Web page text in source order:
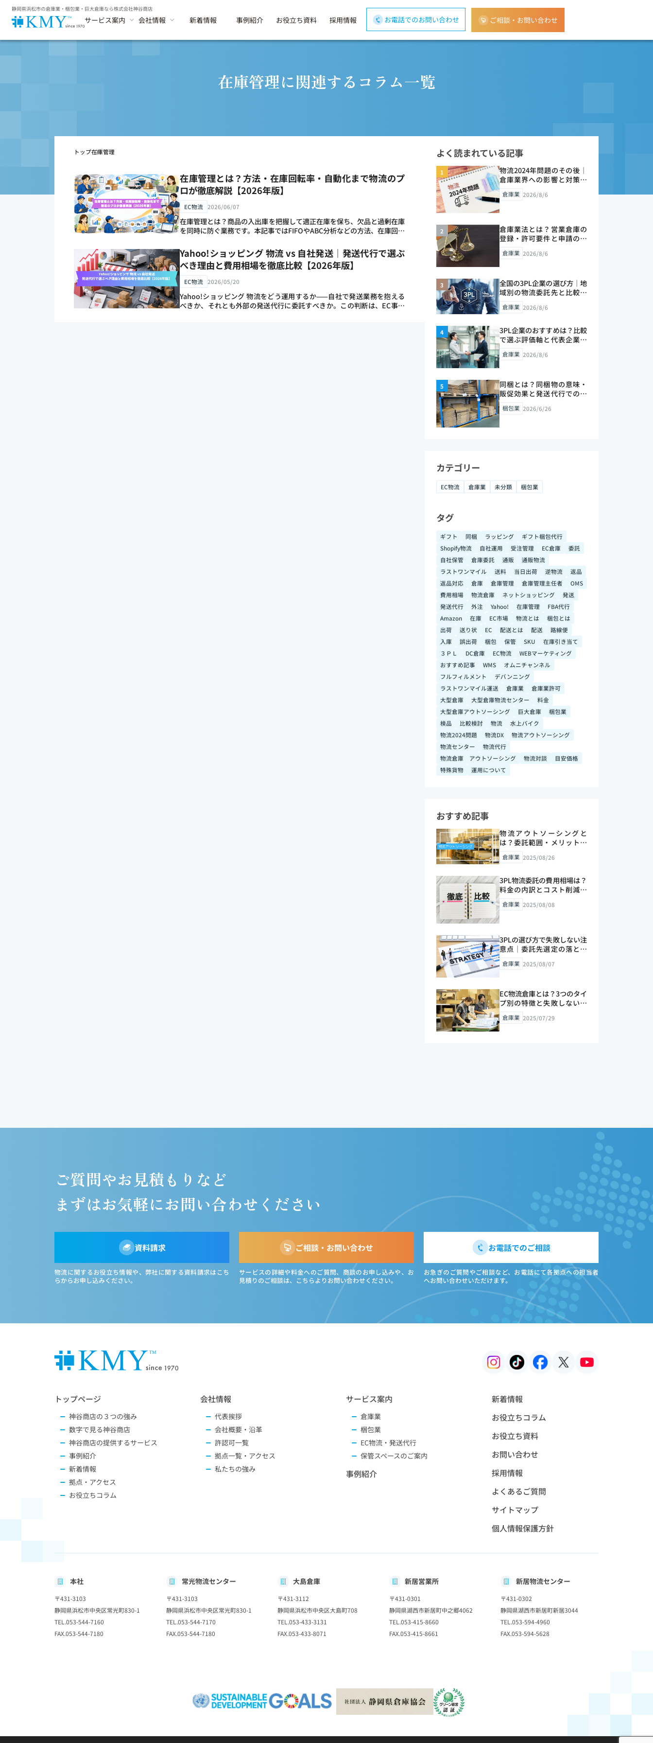
静岡県浜松市の倉庫業・梱包業・巨大倉庫なら株式会社神谷商店
サービス案内 会社情報 新着情報 事例紹介 お役立ち資料 採用情報 お電話でのお問い合わせ ご相談・お問い合わせ
在庫管理に関連するコラム一覧
トップ在庫管理
在庫管理とは？方法・在庫回転率・自動化まで物流のプ
ロが徹底解説【2026年版】
EC物流 2026/06/07
在庫管理とは？商品の入出庫を把握して適正在庫を保ち、欠品と過剰在庫
を同時に防ぐ業務です。本記事ではFIFOやABC分析などの方法、在庫回転
動化、3PL委託でのコスト削減まで物流のプロが2026年最新版で解説しま
す。EC事業者必読の保存版です。
Yahoo!ショッピング 物流 vs 自社発送｜発送代行で選ぶ
べき理由と費用相場を徹底比較【2026年版】
EC物流 2026/05/20
Yahoo!ショッピング 物流をどう運用するか——自社で発送業務を抱える
べきか、それとも外部の発送代行に委託すべきか。この判断は、EC事業
よく読まれている記事
物流2024年問題のその後｜
倉庫業界への影響と対策を
解説【2026年版】
倉庫業 2026/8/6
倉庫業法とは？営業倉庫の
登録・許可要件と申請の流
れをプロが解説【2026年
版】
倉庫業 2026/8/6
全国の3PL企業の選び方｜地
域別の物流委託先と比較ポ
イントを解説【2026年版】
倉庫業 2026/8/6
3PL企業のおすすめは？比較
で選ぶ評価軸と代表企業の
見極め方【2026年版】
倉庫業 2026/8/6
同梱とは？同梱物の意味・
販促効果と発送代行での活
用法を解説【2026年版】
梱包業 2026/6/26
カテゴリー
EC物流 倉庫業 未分類 梱包業
タグ
ギフト 同梱 ラッピング
ギフト梱包代行
Shopify物流
自社運用 受注管理 EC倉庫
委託
自社保管
倉庫委託 通販
通販物流
ラストワンマイル
送料 当日出荷 逆物流
返品
返品対応
倉庫 倉庫管理 倉庫管理主任者
OMS
費用相場
物流倉庫 ネットショッピング
発送
発送代行
外注 Yahoo! 在庫管理
FBA代行
Amazon
在庫 EC市場 物流とは
梱包とは
出荷
送り状 EC 配送とは 配送
路線便
入庫
誤出荷 梱包 保管 SKU
在庫引き当て
３ＰＬ
DC倉庫 EC物流
WEBマーケティング
おすすめ記事
WMS
オムニチャンネル
フルフィルメント
デバンニング
ラストワンマイル運送
倉庫業
倉庫業許可
大型倉庫
大型倉庫物流センター
料金
大型倉庫アウトソーシング
巨大倉庫
梱包業
検品
比較検討 物流
水上バイク
物流2024問題
物流DX
物流アウトソーシング
物流センター
物流代行
物流倉庫 アウトソーシング
物流対談
目安価格
特殊貨物
運用について
おすすめ記事
物流アウトソーシングと
は？委託範囲・メリットと
進め方を解説【2026年版】
倉庫業 2025/08/26
3PL物流委託の費用相場は？
料金の内訳とコスト削減の
コツを解説【2026年版】
倉庫業 2025/08/08
3PLの選び方で失敗しない注
意点｜委託先選定の落とし
穴【2026年版】
倉庫業 2025/08/07
EC物流倉庫とは？3つのタイ
プ別の特徴と失敗しない選
び方を解説【2026年版】
倉庫業 2025/07/29
ご質問やお見積もりなど
まずはお気軽にお問い合わせください
資料請求
物流に関するお役立ち情報や、弊社に関する資料請求はこち
らからお申し込みください。
ご相談・お問い合わせ
サービスの詳細や料金へのご質問、商談のお申し込みや、お
見積りのご相談は、こちらよりお問い合わせください。
お電話でのご相談
お急ぎのご質問やご相談など、お電話にて各拠点への担当者
へお問い合わせいただけます。
トップページ
神谷商店の３つの強み
数字で見る神谷商店
神谷商店の提供するサービス
事例紹介
新着情報
拠点・アクセス
お役立ちコラム
会社情報
代表挨拶
会社概要・沿革
許認可一覧
拠点一覧・アクセス
私たちの強み
サービス案内
倉庫業
梱包業
EC物流・発送代行
保管スペースのご案内
事例紹介
新着情報
お役立ちコラム
お役立ち資料
お問い合わせ
採用情報
よくあるご質問
サイトマップ
個人情報保護方針
本社
〒431-3103
静岡県浜松市中央区常光町830-1
TEL.053-544-7160
FAX.053-544-7180
常光物流センター
〒431-3103
静岡県浜松市中央区常光町830-1
TEL.053-544-7170
FAX.053-544-7180
大島倉庫
〒431-3112
静岡県浜松市中央区大島町708
TEL.053-433-3131
FAX.053-433-8071
新居営業所
〒431-0301
静岡県湖西市新居町中之郷4062
TEL.053-415-8660
FAX.053-415-8661
新居物流センター
〒431-0302
静岡県湖西市新居町新居3044
TEL.053-594-4960
FAX.053-594-5628